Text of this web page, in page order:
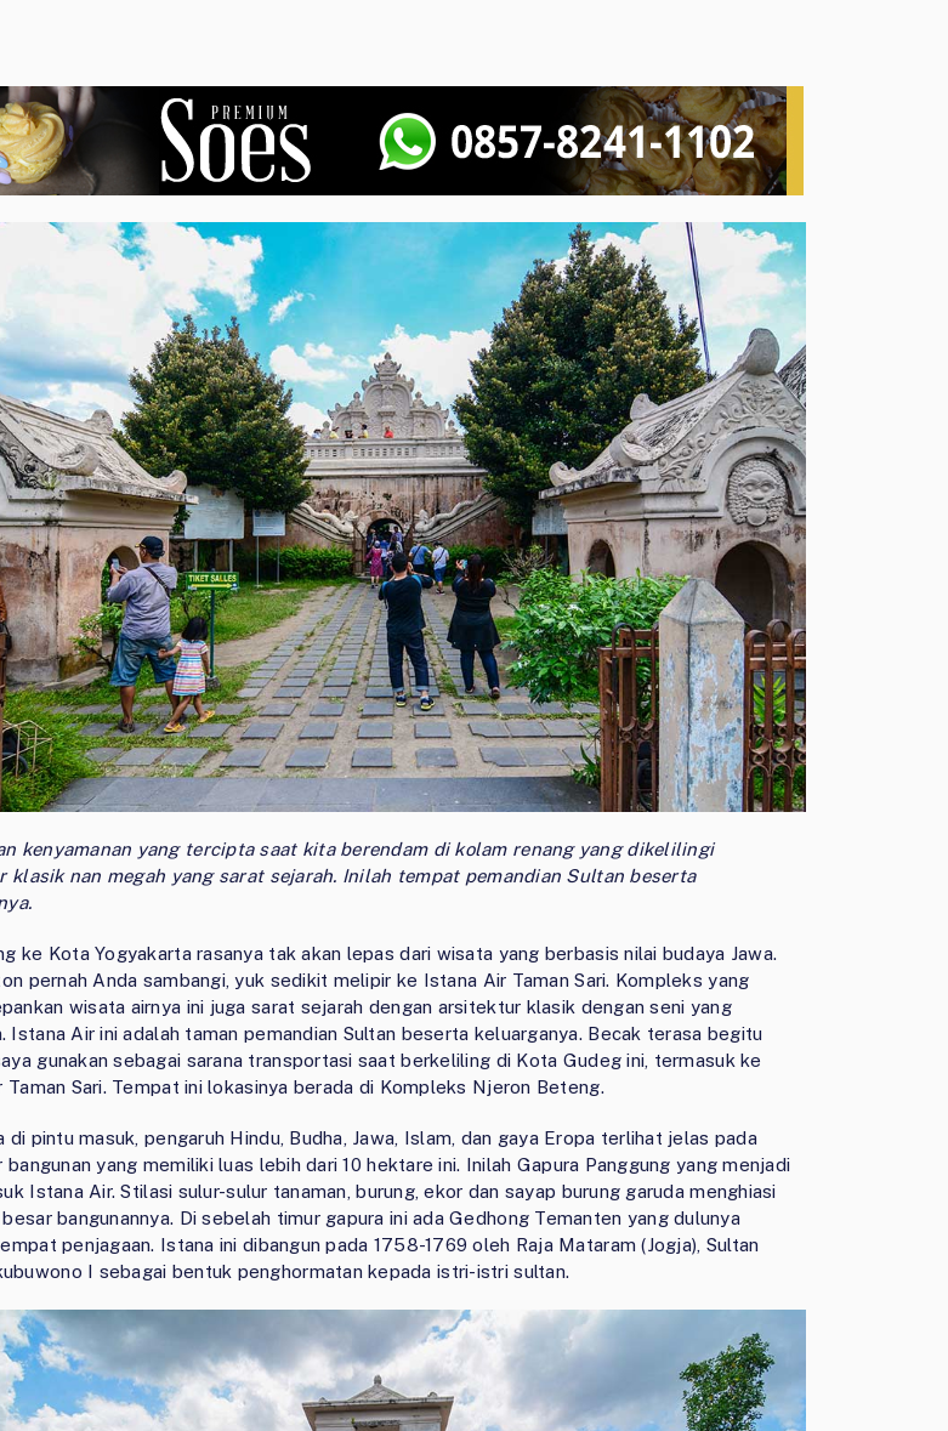
kenyamanan yang tercipta saat kita berendam di kolam renang yang dikelilingi
klasik nan megah yang sarat sejarah. Inilah tempat pemandian Sultan beserta
ke Kota Yogyakarta rasanya tak akan lepas dari wisata yang berbasis nilai budaya Jawa.
pernah Anda sambangi, yuk sedikit melipir ke Istana Air Taman Sari. Kompleks yang
wisata airnya ini juga sarat sejarah dengan arsitektur klasik dengan seni yang
Istana Air ini adalah taman pemandian Sultan beserta keluarganya. Becak terasa begitu
gunakan sebagai sarana transportasi saat berkeliling di Kota Gudeg ini, termasuk ke
Taman Sari. Tempat ini lokasinya berada di Kompleks Njeron Beteng.
di pintu masuk, pengaruh Hindu, Budha, Jawa, Islam, dan gaya Eropa terlihat jelas pada
yang memiliki luas lebih dari 10 hektare ini. Inilah Gapura Panggung yang menjadi
Istana Air. Stilasi sulur-sulur tanaman, burung, ekor dan sayap burung garuda menghiasi
bangunannya. Di sebelah timur gapura ini ada Gedhong Temanten yang dulunya
penjagaan. Istana ini dibangun pada 1758-1769 oleh Raja Mataram (Jogja), Sultan
I sebagai bentuk penghormatan kepada istri-istri sultan.